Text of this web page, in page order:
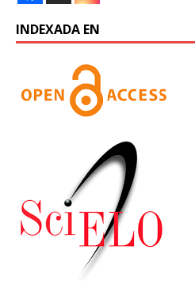
INDEXADA EN